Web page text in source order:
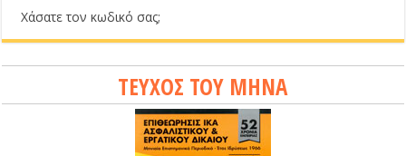
Χάσατε τον κωδικό σας;
ΤΕΥΧΟΣ ΤΟΥ ΜΗΝΑ